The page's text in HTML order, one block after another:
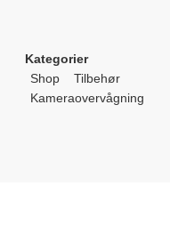
Kategorier
Shop
Tilbehør
Kameraovervågning